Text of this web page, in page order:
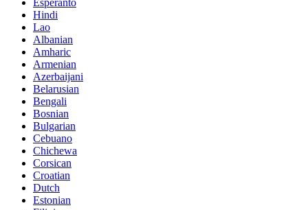
Esperanto
Hindi
Lao
Albanian
Amharic
Armenian
Azerbaijani
Belarusian
Bengali
Bosnian
Bulgarian
Cebuano
Chichewa
Corsican
Croatian
Dutch
Estonian